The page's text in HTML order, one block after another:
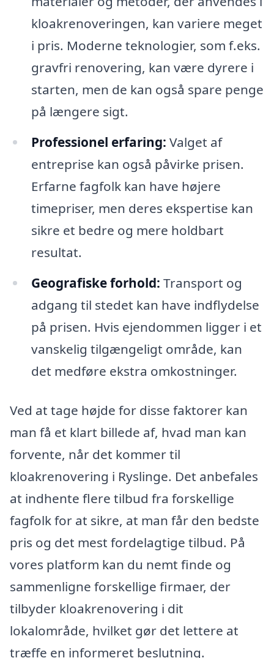
kloakrenoveringen, kan variere meget
i pris. Moderne teknologier, som f.eks.
gravfri renovering, kan være dyrere i
starten, men de kan også spare penge
på længere sigt.
Professionel erfaring: Valget af
entreprise kan også påvirke prisen.
Erfarne fagfolk kan have højere
timepriser, men deres ekspertise kan
sikre et bedre og mere holdbart
resultat.
Geografiske forhold: Transport og
adgang til stedet kan have indflydelse
på prisen. Hvis ejendommen ligger i et
vanskelig tilgængeligt område, kan
det medføre ekstra omkostninger.
Ved at tage højde for disse faktorer kan
man få et klart billede af, hvad man kan
forvente, når det kommer til
kloakrenovering i Ryslinge. Det anbefales
at indhente flere tilbud fra forskellige
fagfolk for at sikre, at man får den bedste
pris og det mest fordelagtige tilbud. På
vores platform kan du nemt finde og
sammenligne forskellige firmaer, der
tilbyder kloakrenovering i dit
lokalområde, hvilket gør det lettere at
træffe en informeret beslutning.